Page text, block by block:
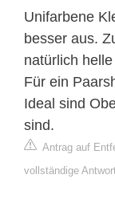
Unifarbene
besser aus.
natürlich
Für ein
Ideal sind
sind.
Antrag auf
vollständige